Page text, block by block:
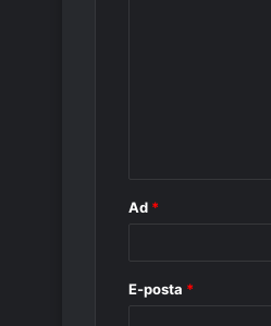
Ad *
E-posta *